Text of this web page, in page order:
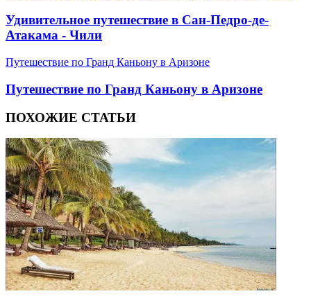
Удивительное путешествие в Сан-Педро-де-
Атакама - Чили
Путешествие по Гранд Каньону в Аризоне
Путешествие по Гранд Каньону в Аризоне
ПОХОЖИЕ СТАТЬИ